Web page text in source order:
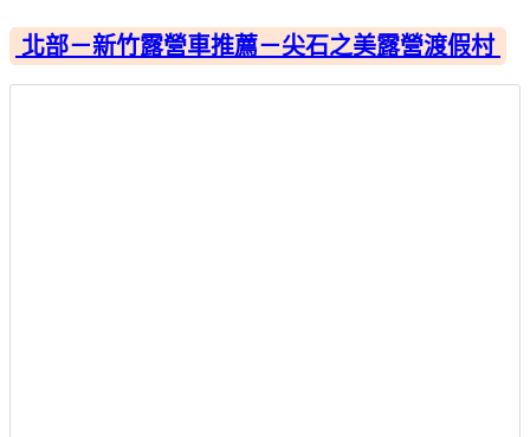
北部－新竹露營車推薦－尖石之美露營渡假村